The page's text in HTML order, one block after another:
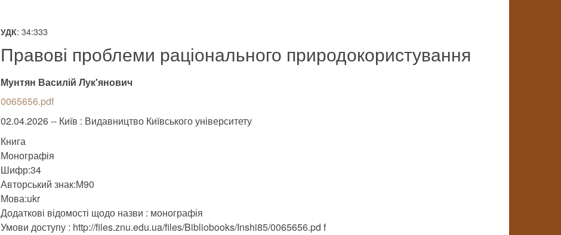
УДК: 34:333
Правові проблеми раціонального природокористування
Мунтян Василій Лук'янович
0065656.pdf
02.04.2026 -- Київ : Видавництво Київського університету
Книга
Монографія
Шифр:34
Авторський знак:М90
Мова:ukr
Додаткові відомості щодо назви : монографія
Умови доступу : http://files.znu.edu.ua/files/Bibliobooks/Inshi85/0065656.pd f